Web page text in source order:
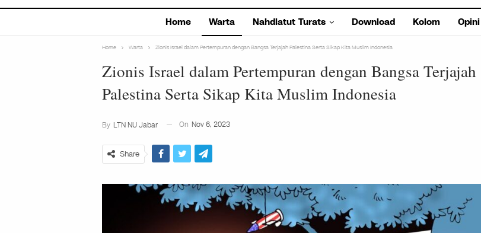
Home Warta Nahdlatut Turats Download Kolom Opini
Home Warta Zionis Israel dalam Pertempuran dengan Bangsa Terjajah Palestina Serta Sikap Kita Muslim Indonesia
Zionis Israel dalam Pertempuran dengan Bangsa Terjajah
Palestina Serta Sikap Kita Muslim Indonesia
By LTN NU Jabar On Nov 6, 2023
Share